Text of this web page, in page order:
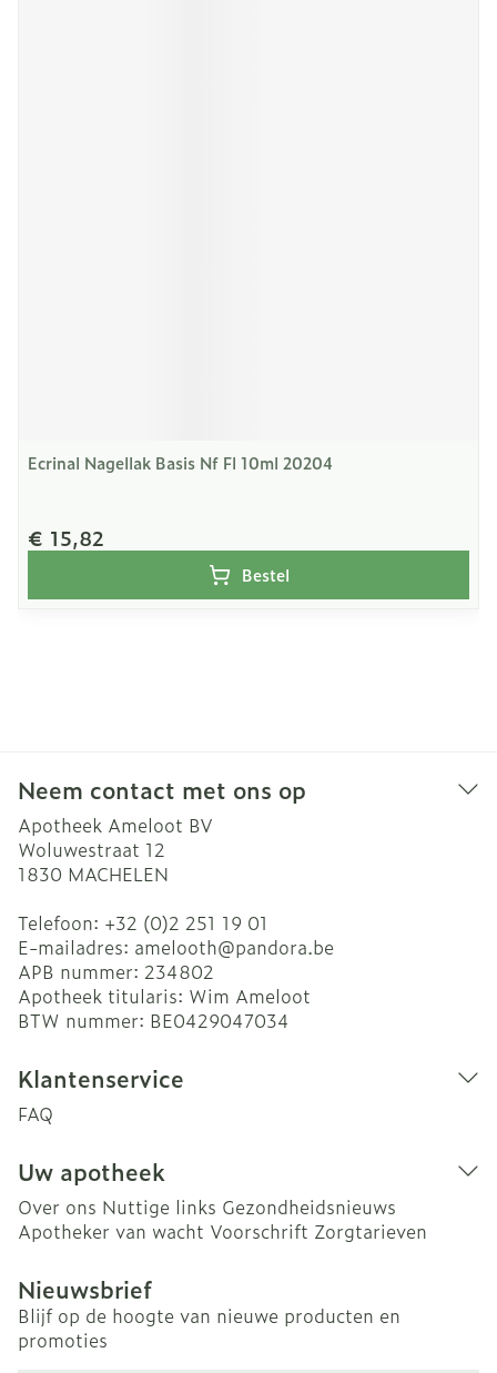
Ecrinal Nagellak Basis Nf Fl 10ml 20204
€ 15,82
Bestel
Neem contact met ons op
Apotheek Ameloot BV
Woluwestraat 12
1830 MACHELEN
Telefoon: +32 (0)2 251 19 01
E-mailadres: amelooth@pandora.be
APB nummer: 234802
Apotheek titularis: Wim Ameloot
BTW nummer: BE0429047034
Klantenservice
FAQ
Uw apotheek
Over ons Nuttige links Gezondheidsnieuws
Apotheker van wacht Voorschrift Zorgtarieven
Nieuwsbrief
Blijf op de hoogte van nieuwe producten en
promoties